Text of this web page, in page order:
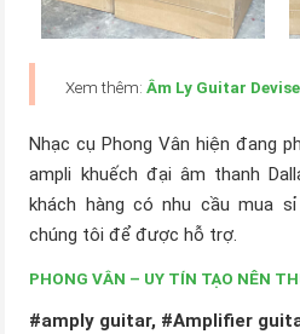
Xem thêm:Âm Ly Guitar
Nhạc cụ Phong Vân hiện đang
ampli khuếch đại âm thanh
khách hàng có nhu cầu mua
chúng tôi để được hỗ trợ.
PHONG VÂN – UY TÍN TẠO NÊN
#amply guitar, #Amplifier